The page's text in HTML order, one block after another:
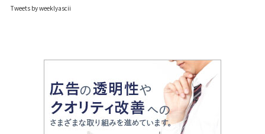
Tweets by weeklyascii